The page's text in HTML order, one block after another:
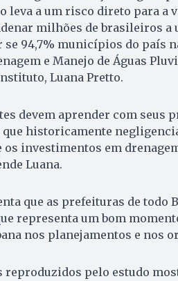
leva a um risco direto para a
milhões de brasileiros a
94,7% municípios do país
e Manejo de Águas
Luana Pretto.
devem aprender com seus
que historicamente
investimentos em
Luana.
que as prefeituras de todo
representa um bom
nos planejamentos e nos
pelo estudo